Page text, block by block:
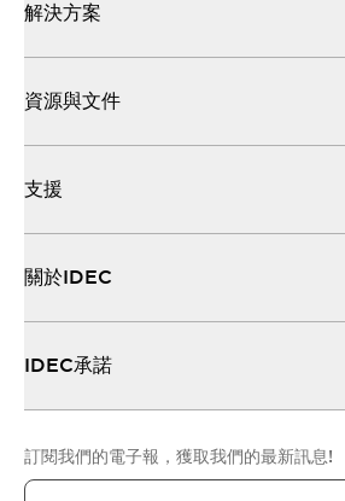
解決方案
資源與文件
支援
關於IDEC
IDEC承諾
訂閱我們的電子報，獲取我們的最新訊息!